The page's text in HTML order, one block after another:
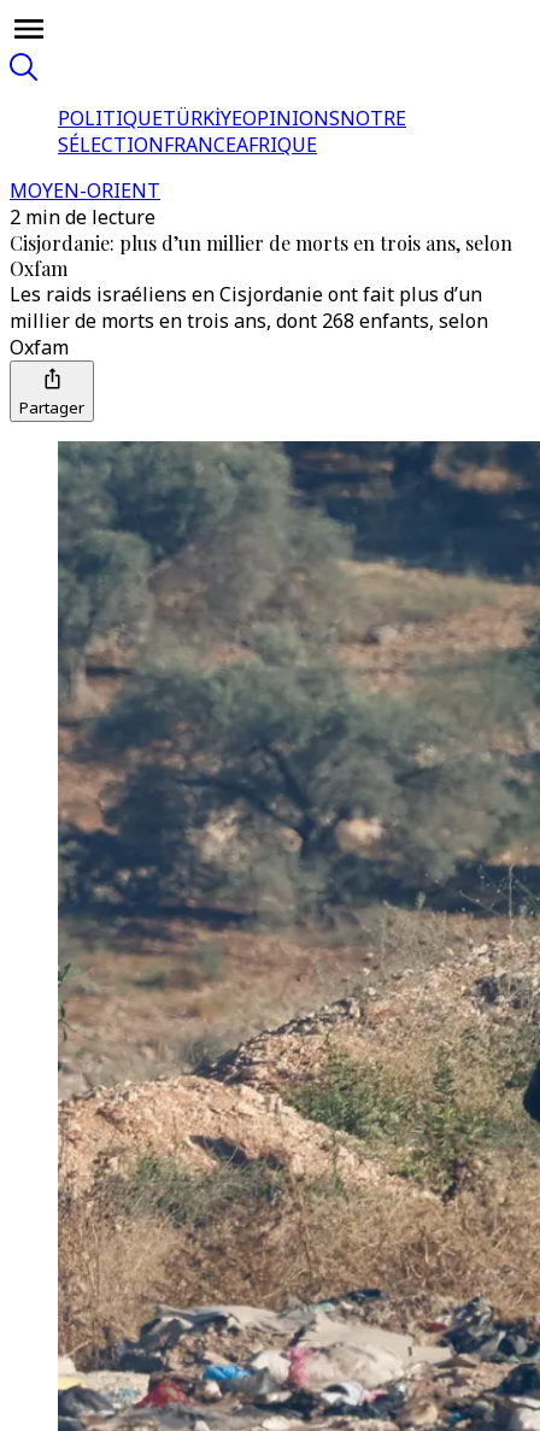
POLITIQUETÜRKİYEOPINIONSNOTRE
SÉLECTIONFRANCEAFRIQUE
MOYEN-ORIENT
2 min de lecture
Cisjordanie: plus d’un millier de morts en trois ans, selon
Oxfam
Les raids israéliens en Cisjordanie ont fait plus d’un
millier de morts en trois ans, dont 268 enfants, selon
Oxfam
Partager